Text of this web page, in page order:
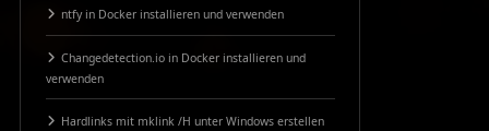
ntfy in Docker installieren und verwenden
Changedetection.io in Docker installieren und
verwenden
Hardlinks mit mklink /H unter Windows erstellen